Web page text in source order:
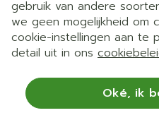
gebruik van andere
we geen mogelijkheid om
cookie-instellingen aan te
detail uit in ons
Oké, ik